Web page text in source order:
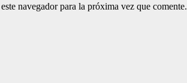
navegador para la próxima vez que comente.